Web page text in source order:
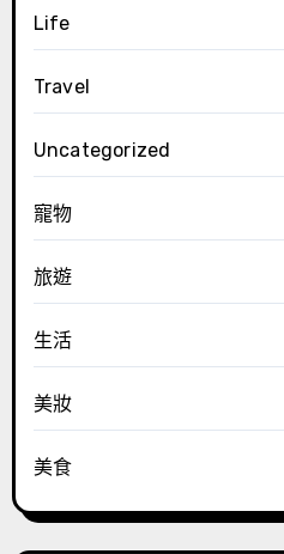
Life
Travel
Uncategorized
寵物
旅遊
生活
美妝
美食